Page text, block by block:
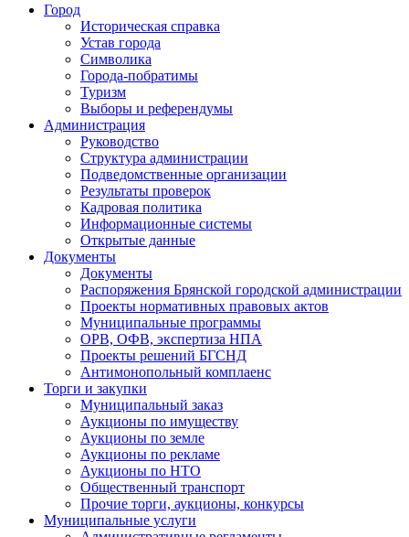
Город
Историческая справка
Устав города
Символика
Города-побратимы
Туризм
Выборы и референдумы
Администрация
Руководство
Структура администрации
Подведомственные организации
Результаты проверок
Кадровая политика
Информационные системы
Открытые данные
Документы
Документы
Распоряжения Брянской городской администрации
Проекты нормативных правовых актов
Муниципальные программы
ОРВ, ОФВ, экспертиза НПА
Проекты решений БГСНД
Антимонопольный комплаенс
Торги и закупки
Муниципальный заказ
Аукционы по имуществу
Аукционы по земле
Аукционы по рекламе
Аукционы по НТО
Общественный транспорт
Прочие торги, аукционы, конкурсы
Муниципальные услуги